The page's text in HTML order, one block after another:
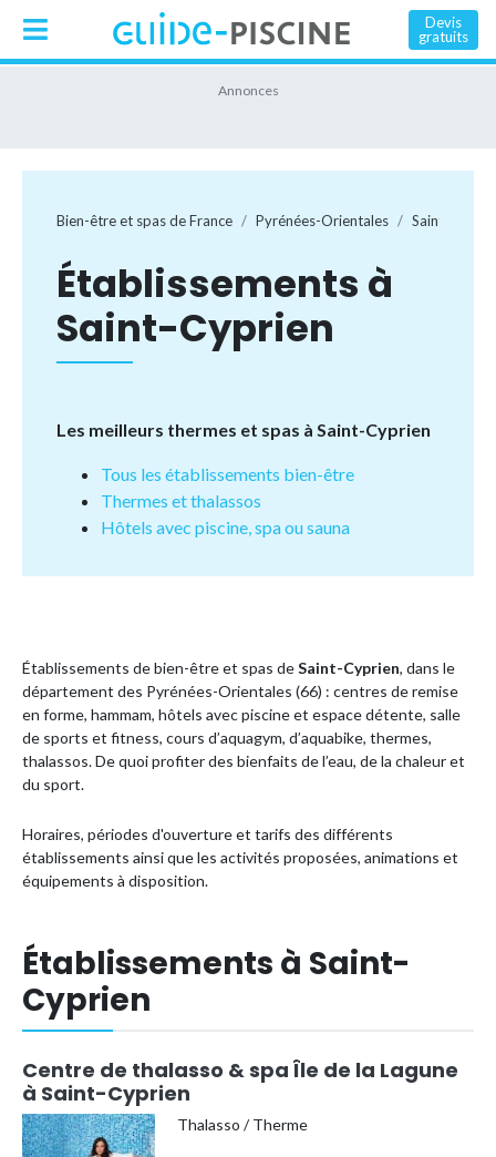
Devis
gratuits
Bien-être et spas de France Pyrénées-Orientales Saint-
Établissements à
Saint-Cyprien
Les meilleurs thermes et spas à Saint-Cyprien
Tous les établissements bien-être
Thermes et thalassos
Hôtels avec piscine, spa ou sauna
Établissements de bien-être et spas deSaint-Cyprien, dans le
département des Pyrénées-Orientales (66) : centres de remise
en forme, hammam, hôtels avec piscine et espace détente, salle
de sports et fitness, cours d’aquagym, d’aquabike, thermes,
thalassos. De quoi profiter des bienfaits de l’eau, de la chaleur et
du sport.
Horaires, périodes d'ouverture et tarifs des différents
établissements ainsi que les activités proposées, animations et
équipements à disposition.
Établissements à Saint-
Cyprien
Centre de thalasso & spa Île de la Lagune
à Saint-Cyprien
Thalasso / Therme